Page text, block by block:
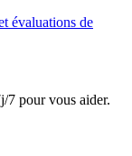
évaluations de
7 pour vous aider.